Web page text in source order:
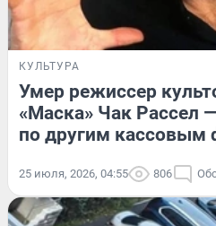
КУЛЬТУРА
Умер режиссер
«Маска» Чак Рассел
по другим кассовым
25 июля, 2026, 04:55 806